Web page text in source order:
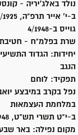
נולד באלג'יריה -
ב-י' אייר תרפ"ה, 4/5/1925
גוייס ב-4/1948
שרת בפלמ"ח - חטיבת
יחידות:
הגדוד
הנגב
תפקיד: לוחם
נפל בקרב במיבצע
במלחמת העצמאות
ב-י"ט תשרי תש"ט, 22/10/1948
מקום נפילה: באר